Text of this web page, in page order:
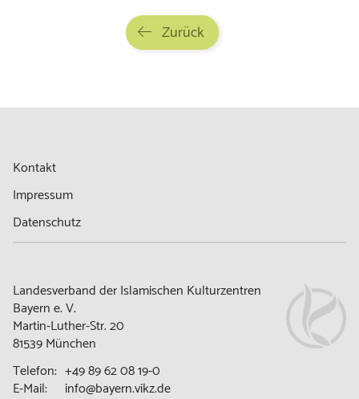
Zurück
Kontakt
Impressum
Datenschutz
Landesverband der Islamischen Kulturzentren
Bayern e. V.
Martin-Luther-Str. 20
81539 München
Telefon: +49 89 62 08 19-0
E-Mail:
info@bayern.vikz.de